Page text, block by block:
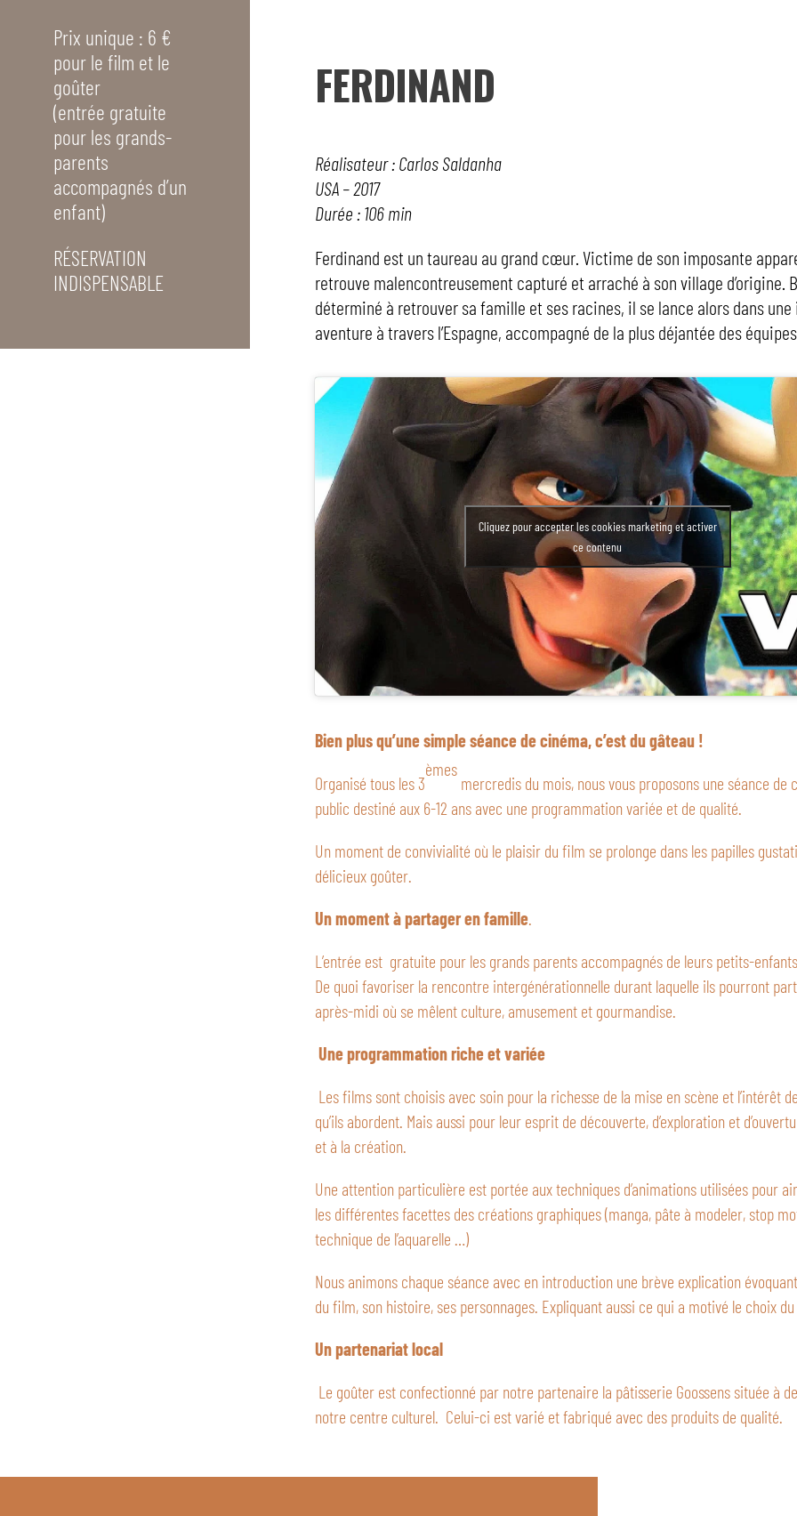
Prix unique : 6 €
pour le film et le
goûter
(entrée gratuite
pour les grands-
parents
accompagnés d’un
enfant)
RÉSERVATION
INDISPENSABLE
FERDINAND
Réalisateur : Carlos Saldanha
USA – 2017
Durée : 106 min
Ferdinand est un taureau au grand cœur. Victime de son imposante
retrouve malencontreusement capturé et arraché à son village d’origine.
déterminé à retrouver sa famille et ses racines, il se lance alors dans
aventure à travers l’Espagne, accompagné de la plus déjantée des
Cliquez pour accepter les cookies marketing et activer
ce contenu
Bien plus qu’une simple séance de cinéma, c’est du gâteau !
Organisé tous les 3
èmes
mercredis du mois, nous vous proposons une séance de
public destiné aux 6-12 ans avec une programmation variée et de qualité.
Un moment de convivialité où le plaisir du film se prolonge dans les papilles
délicieux goûter.
Un moment à partager en famille.
L’entrée est gratuite pour les grands parents accompagnés de leurs petits-
De quoi favoriser la rencontre intergénérationnelle durant laquelle ils pourront
après-midi où se mêlent culture, amusement et gourmandise.
Une programmation riche et variée
Les films sont choisis avec soin pour la richesse de la mise en scène et l’intérêt
qu’ils abordent. Mais aussi pour leur esprit de découverte, d’exploration et
et à la création.
Une attention particulière est portée aux techniques d’animations utilisées pour
les différentes facettes des créations graphiques (manga, pâte à modeler, stop
technique de l’aquarelle …)
Nous animons chaque séance avec en introduction une brève explication
du film, son histoire, ses personnages. Expliquant aussi ce qui a motivé le choix
Un partenariat local
Le goûter est confectionné par notre partenaire la pâtisserie Goossens située à
notre centre culturel. Celui-ci est varié et fabriqué avec des produits de qualité.